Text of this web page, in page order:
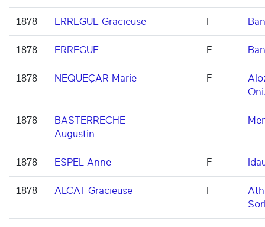
1878 ERREGUE Gracieuse F
1878 ERREGUE F
1878 NEQUEÇAR Marie F
1878
BASTERRECHE
Augustin
1878 ESPEL Anne F
1878 ALCAT Gracieuse F